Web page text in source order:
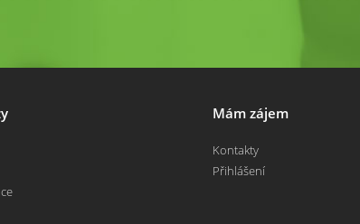
Mám zájem
Kontakty
Přihlášení